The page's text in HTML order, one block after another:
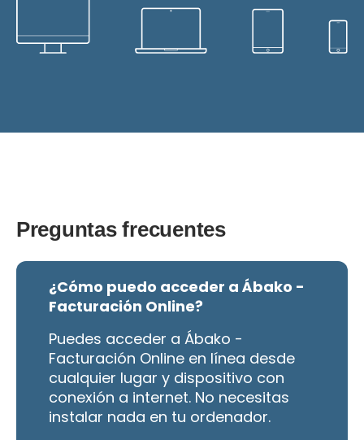
Preguntas frecuentes
¿Cómo puedo acceder a Ábako -
Facturación Online?
Puedes acceder a Ábako -
Facturación Online en línea desde
cualquier lugar y dispositivo con
conexión a internet. No necesitas
instalar nada en tu ordenador.